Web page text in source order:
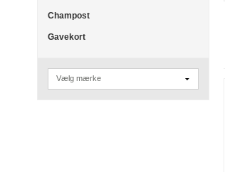
Champost
Gavekort